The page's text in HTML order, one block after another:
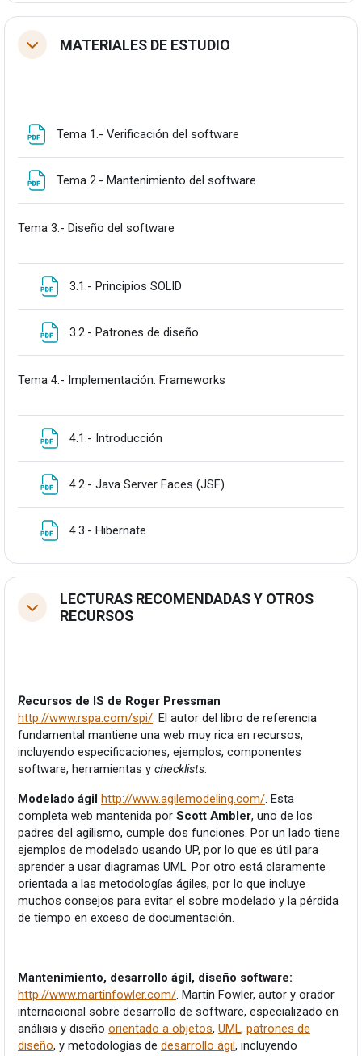
TolestuMATERIALES DE ESTUDIO
Tema 1.- Verificación del software
Tema 2.- Mantenimiento del software
Tema 3.- Diseño del software
3.1.- Principios SOLID
3.2.- Patrones de diseño
Tema 4.- Implementación: Frameworks
4.1.- Introducción
4.2.- Java Server Faces (JSF)
4.3.- Hibernate
Tolestu
LECTURAS RECOMENDADAS Y OTROS
RECURSOS
Recursos de IS de Roger Pressman
http://www.rspa.com/spi/. El autor del libro de referencia
fundamental mantiene una web muy rica en recursos,
incluyendo especificaciones, ejemplos, componentes
software, herramientas y checklists.
Modelado ágil http://www.agilemodeling.com/. Esta
completa web mantenida por Scott Ambler, uno de los
padres del agilismo, cumple dos funciones. Por un lado tiene
ejemplos de modelado usando UP, por lo que es útil para
aprender a usar diagramas UML. Por otro está claramente
orientada a las metodologías ágiles, por lo que incluye
muchos consejos para evitar el sobre modelado y la pérdida
de tiempo en exceso de documentación.
Mantenimiento, desarrollo ágil, diseño software:
http://www.martinfowler.com/. Martin Fowler, autor y orador
internacional sobre desarrollo de software, especializado en
análisis y diseño orientado a objetos, UML, patrones de
diseño, y metodologías de desarrollo ágil, incluyendo